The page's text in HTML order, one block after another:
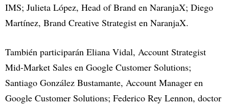
IMS; Julieta López, Head of Brand en NaranjaX; Diego
Martínez, Brand Creative Strategist en NaranjaX.
También participarán Eliana Vidal, Account Strategist
Mid-Market Sales en Google Customer Solutions;
Santiago González Bustamante, Account Manager en
Google Customer Solutions; Federico Rey Lennon, doctor